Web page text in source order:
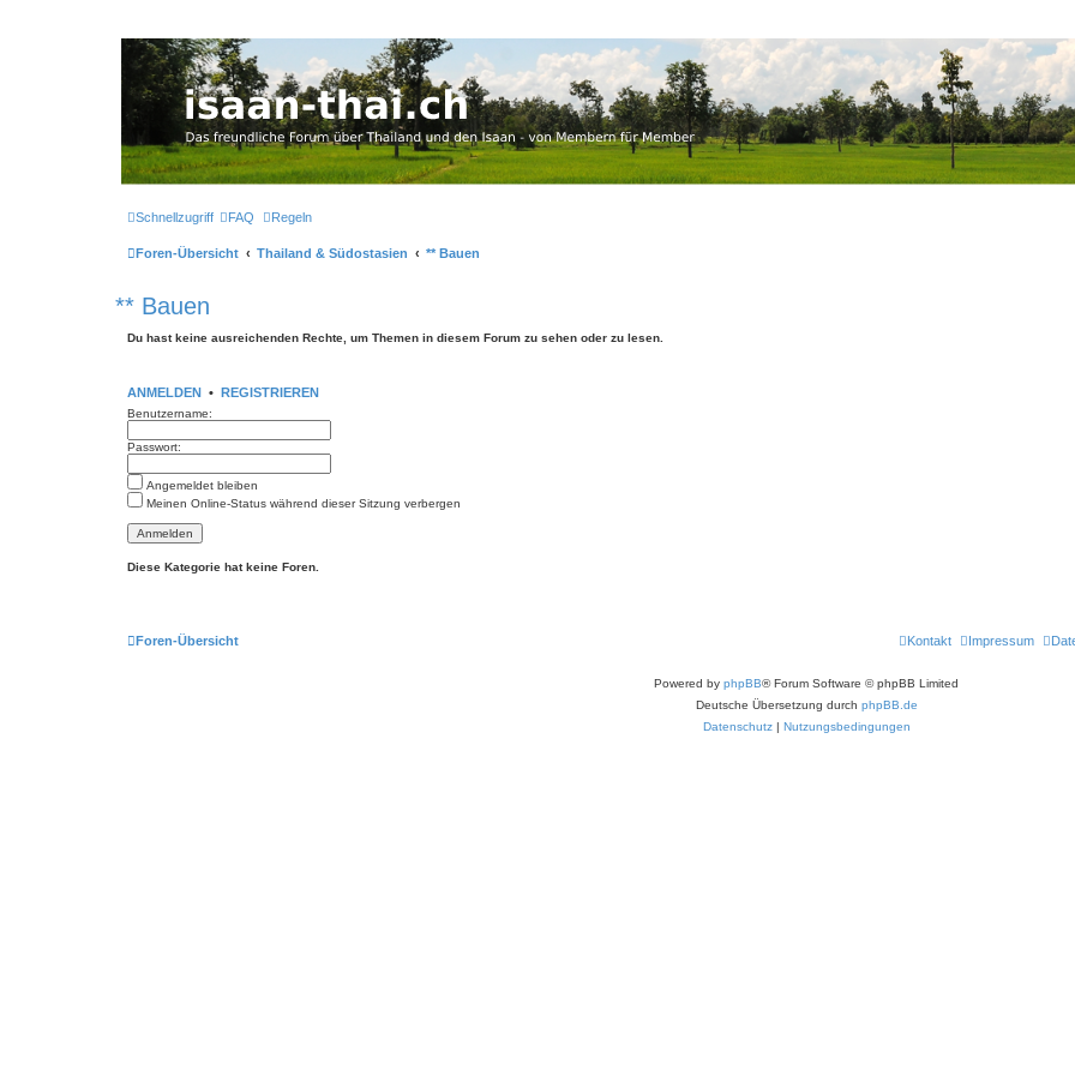
Thailand & Isaan Forum - isaan-thai.ch
Das freundliche Forum über Thailand und den Isaan - von Membern für Member
Zum Inhalt
Schnellzugriff FAQ Regeln
Foren-Übersicht Thailand & Südostasien ** Bauen
** Bauen
Du hast keine ausreichenden Rechte, um Themen in diesem Forum zu sehen oder zu lesen.
ANMELDEN • REGISTRIEREN
Benutzername:
Passwort:
Angemeldet bleiben
Meinen Online-Status während dieser Sitzung verbergen
Diese Kategorie hat keine Foren.
Foren-Übersicht Impressum
Kontakt
Powered by phpBB® Forum Software © phpBB Limited
Deutsche Übersetzung durch phpBB.de
Datenschutz | Nutzungsbedingungen